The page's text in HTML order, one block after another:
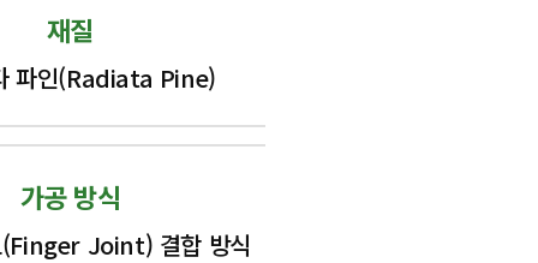
재질
파인(Radiata Pine)
가공 방식
(Finger Joint) 결합 방식